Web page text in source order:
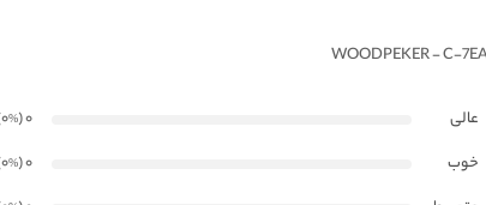
عالی 0
(0
%
خوب
0
(0
%